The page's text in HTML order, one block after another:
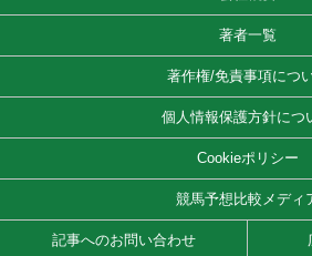
著者一覧
著作権/免責事項につ
個人情報保護方針につ
Cookieポリシー
競馬予想比較メディ
記事へのお問い合わせ